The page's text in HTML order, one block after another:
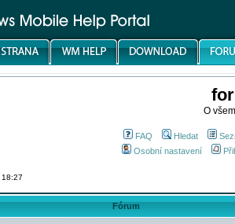
O
FAQ Hledat
Osobní nastavení
Fórum